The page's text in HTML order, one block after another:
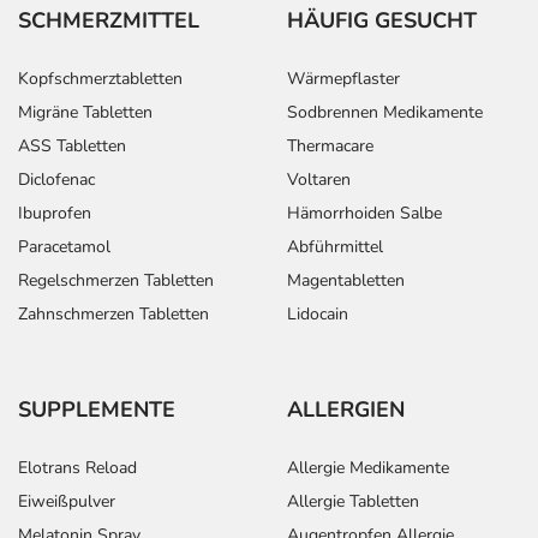
SCHMERZMITTEL
Kopfschmerztabletten
Migräne Tabletten
ASS Tabletten
Diclofenac
Ibuprofen
Paracetamol
Regelschmerzen Tabletten
Zahnschmerzen Tabletten
HÄUFIG GESUCHT
Wärmepflaster
Sodbrennen Medikamente
Thermacare
Voltaren
Hämorrhoiden Salbe
Abführmittel
Magentabletten
Lidocain
SUPPLEMENTE
Elotrans Reload
Eiweißpulver
ALLERGIEN
Allergie Medikamente
Allergie Tabletten